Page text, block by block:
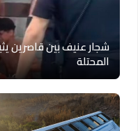
شجار عنيف بين قاصرين
المحتلة